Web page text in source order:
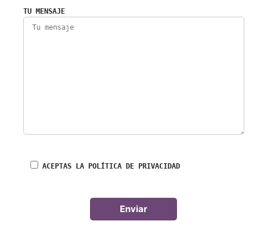
TU MENSAJE
ACEPTAS LA POLÍTICA DE PRIVACIDAD